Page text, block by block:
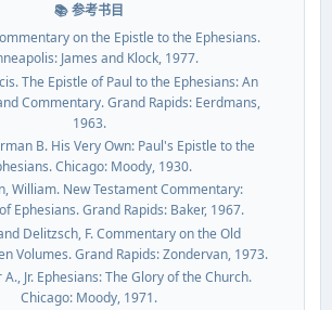
📚 参考书目
on the Epistle to the Ephesians.
James and Klock, 1977.
The Epistle of Paul to the Ephesians: An
Commentary. Grand Rapids: Eerdmans,
1963.
B. His Very Own: Paul's Epistle to the
Chicago: Moody, 1930.
William. New Testament Commentary:
Ephesians. Grand Rapids: Baker, 1967.
Delitzsch, F. Commentary on the Old
Volumes. Grand Rapids: Zondervan, 1973.
Jr. Ephesians: The Glory of the Church.
Chicago: Moody, 1971.